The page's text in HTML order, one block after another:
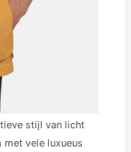
stijl van licht
vele luxueus